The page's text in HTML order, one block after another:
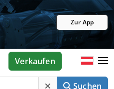
Zur App
Suchen
Verkaufen